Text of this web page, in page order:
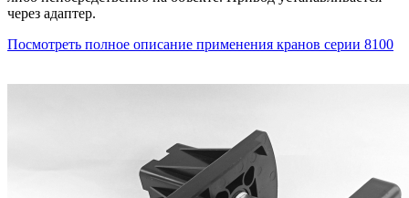
через адаптер.
Посмотреть полное описание применения кранов серии 8100